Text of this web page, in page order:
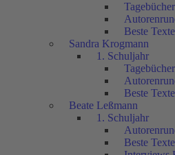
Tagebücher
Beste Texte
Sandra Krogmann
1. Schuljahr
Tagebücher
Beste Texte
Beate Leßmann
1. Schuljahr
Beste Texte